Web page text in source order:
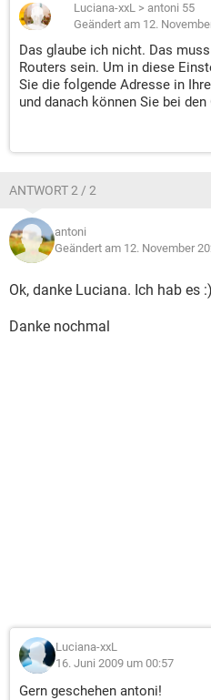
Luciana-xxL > antoni 55
Geändert am 12.
Das glaube ich nicht. Das
Routers sein. Um in diese
Sie die folgende Adresse in
und danach können Sie bei
ANTWORT 2 / 2
antoni
Geändert am 12. November
Ok, danke Luciana. Ich hab es :)
Danke nochmal
Luciana-xxL
16. Juni 2009 um 00:57
Gern geschehen antoni!